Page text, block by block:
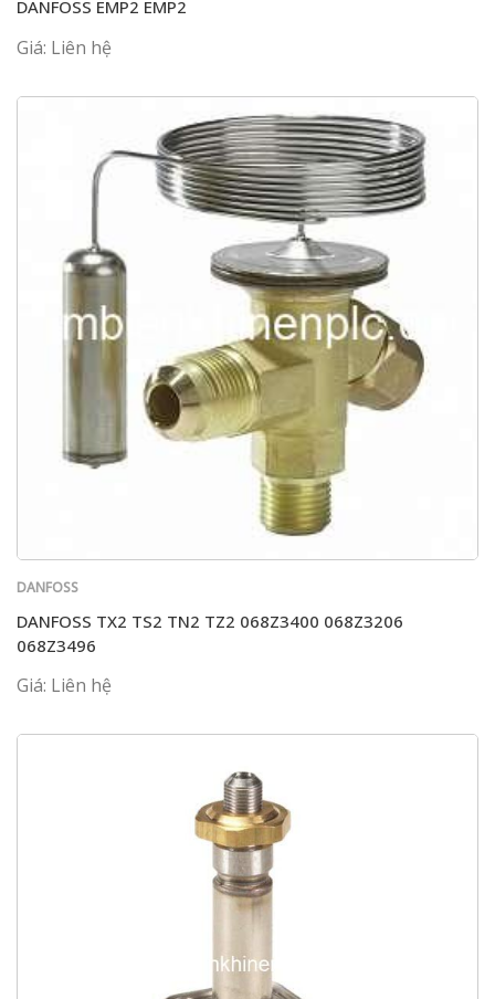
DANFOSS EMP2 EMP2
Giá: Liên hệ
DANFOSS
DANFOSS TX2 TS2 TN2 TZ2 068Z3400 068Z3206
068Z3496
Giá: Liên hệ